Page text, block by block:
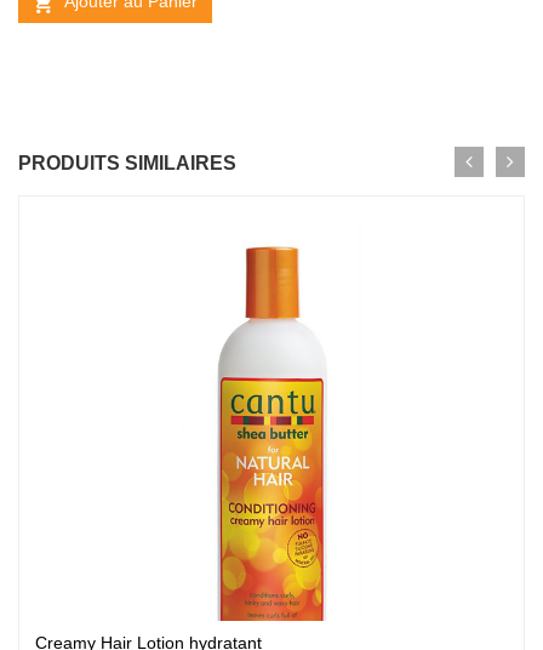
PRODUITS SIMILAIRES
Creamy Hair Lotion hydratant